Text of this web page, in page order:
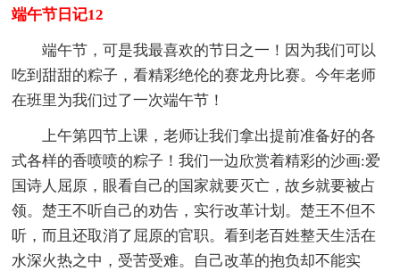
端午节日记12
端午节，可是我最喜欢的节日之一！因为我们可以
吃到甜甜的粽子，看精彩绝伦的赛龙舟比赛。今年老师
在班里为我们过了一次端午节！
上午第四节上课，老师让我们拿出提前准备好的各
式各样的香喷喷的粽子！我们一边欣赏着精彩的沙画:爱
国诗人屈原，眼看自己的国家就要灭亡，故乡就要被占
领。楚王不听自己的劝告，实行改革计划。楚王不但不
听，而且还取消了屈原的官职。看到老百姓整天生活在
水深火热之中，受苦受难。自己改革的抱负却不能实